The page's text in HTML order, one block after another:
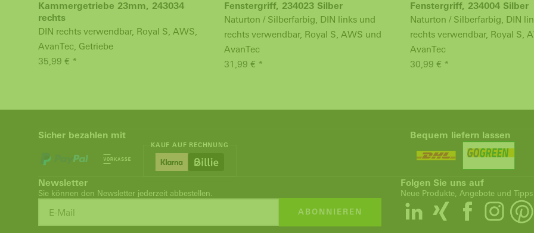
Kammergetriebe 23mm, 243034
rechts
DIN rechts verwendbar, Royal S, AWS,
AvanTec, Getriebe
35,99 € *
Fenstergriff, 234023 Silber
Naturton / Silberfarbig, DIN links und
rechts verwendbar, Royal S, AWS und
AvanTec
31,99 € *
Fenstergriff, 234004 Silber
Naturton / Silberfarbig, DIN
rechts verwendbar, Royal S,
AvanTec
30,99 € *
Sicher bezahlen mit
KAUF AUF RECHNUNG
Bequem liefern lassen
Newsletter
Sie können den Newsletter jederzeit abbestellen.
ABONNIEREN
Folgen Sie uns auf
Neue Produkte, Angebote und Tipps